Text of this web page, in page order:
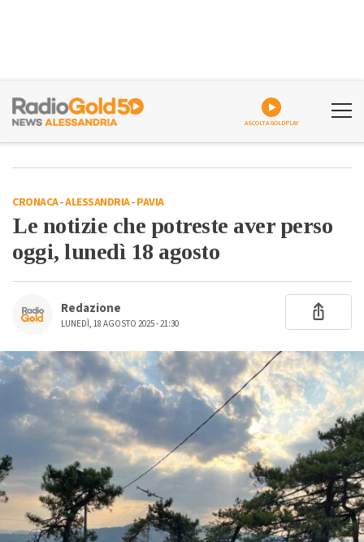
ASCOLTA GOLDPLAY
CRONACA-ALESSANDRIA-PAVIA
Le notizie che potreste aver perso
oggi, lunedì 18 agosto
Redazione
LUNEDÌ, 18 AGOSTO 2025 - 21:30